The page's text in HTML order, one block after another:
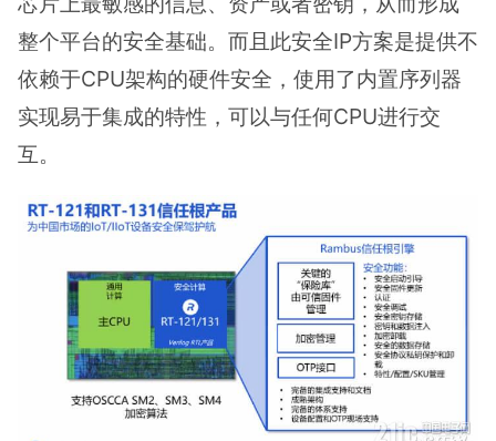
整个平台的安全基础。而且此安全IP方案是提供不
依赖于CPU架构的硬件安全，使用了内置序列器
实现易于集成的特性，可以与任何CPU进行交
互。